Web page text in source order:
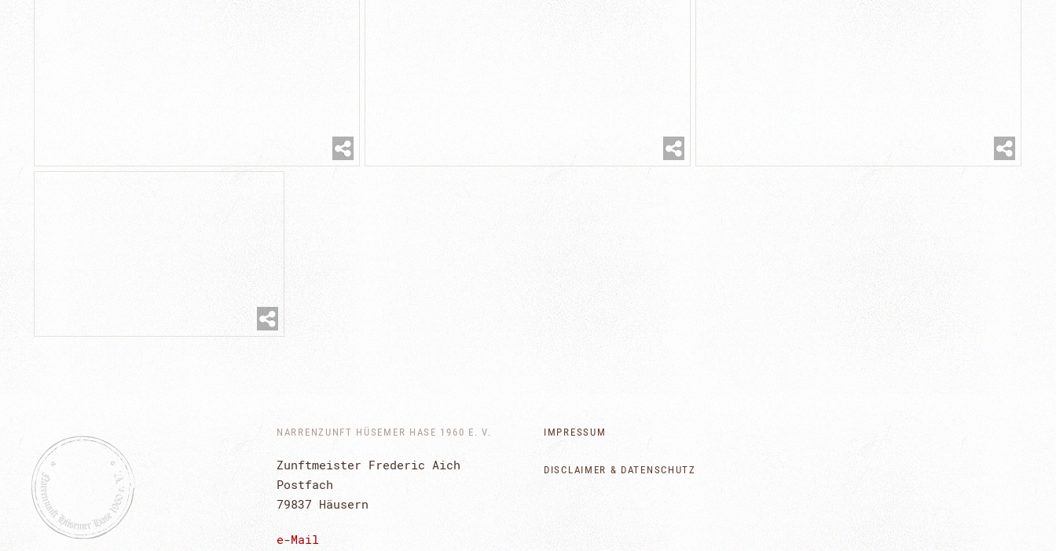
NARRENZUNFT HÜSEMER HASE 1960 E. V.
Zunftmeister Frederic Aich
Postfach
79837 Häusern
e-Mail
IMPRESSUM
DISCLAIMER & DATENSCHUTZ